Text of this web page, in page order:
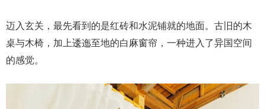
迈入玄关，最先看到的是红砖和水泥铺就的地面。古旧的木
桌与木椅，加上逶迤至地的白麻窗帘，一种进入了异国空间
的感觉。